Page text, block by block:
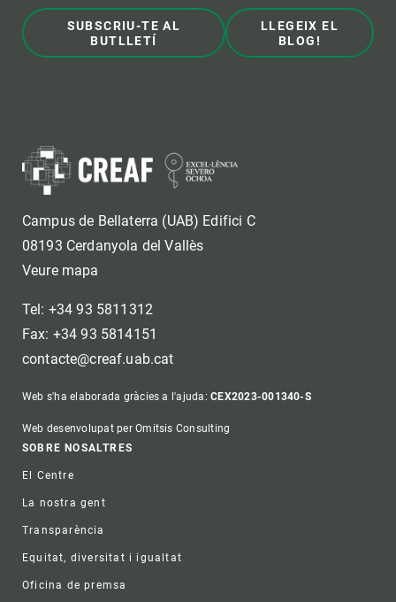
SUBSCRIU-TE AL
BUTLLETÍ
LLEGEIX EL
BLOG!
Campus de Bellaterra (UAB) Edifici C
08193 Cerdanyola del Vallès
Veure mapa
Tel: +34 93 5811312
Fax: +34 93 5814151
contacte@creaf.uab.cat
Web s'ha elaborada gràcies a l'ajuda:CEX2023-001340-S
Web desenvolupat per Omitsis Consulting
Footer
SOBRE NOSALTRES
El Centre
La nostra gent
Transparència
Equitat, diversitat i igualtat
Oficina de premsa